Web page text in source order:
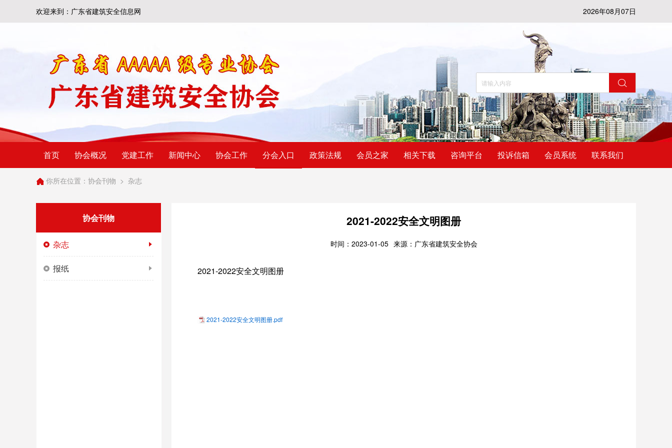
欢迎来到：广东省建筑安全信息网 2026年08月07日
首页 协会概况 党建工作 新闻中心 协会工作 分会入口 政策法规 会员之家 相关下载 咨询平台 投诉信箱 会员系统 联系我们
你所在位置： 协会刊物 > 杂志
协会刊物
杂志
报纸
2021-2022安全文明图册
时间：2023-01-05 来源：广东省建筑安全协会
2021-2022安全文明图册
2021-2022安全文明图册.pdf